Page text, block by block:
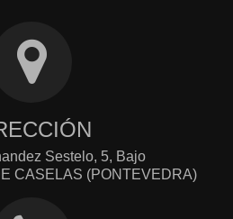
Sestelo, 5, Bajo
CASELAS (PONTEVEDRA)